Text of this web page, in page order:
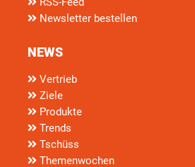
Newsletter bestellen
NEWS
Vertrieb
Ziele
Produkte
Trends
Tschüss
Themenwochen